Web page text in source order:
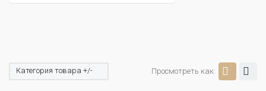
Просмотреть как:
Категория товара +/-